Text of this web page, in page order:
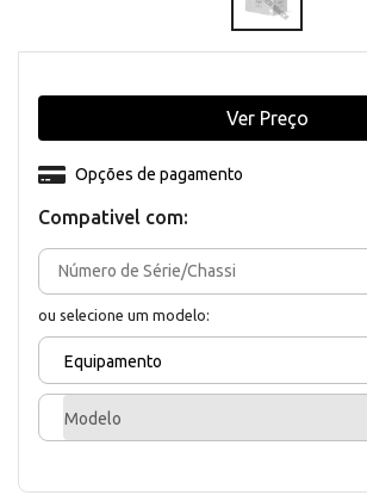
Compativel com:
ou selecione um modelo:
Equipamento
Modelo
Opções de pagamento
Ver Preço